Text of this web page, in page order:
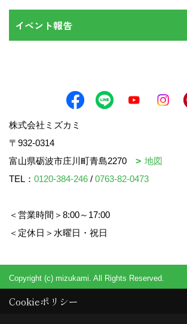
イベント報告
株式会社ミズカミ
〒932-0314
富山県砺波市庄川町青島2270
地図
TEL： 0120-384-246 / 0763-82-0473
＜営業時間＞8:00～17:00
＜定休日＞水曜日・祝日
Copyright (c) mizukami. All Rights Reserved.
Cookieポリシー